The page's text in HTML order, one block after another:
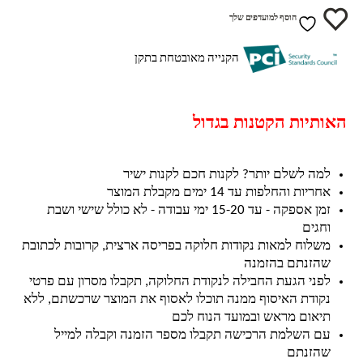
הוסף למועדפים שלך
הקנייה מאובטחת בתקן
האותיות הקטנות בגדול
למה לשלם יותר? לקנות חכם לקנות ישיר
אחריות והחלפות עד 14 ימים מקבלת המוצר
זמן אספקה - עד 15-20 ימי עבודה - לא כולל שישי ושבת
וחגים
משלוח למאות נקודות חלוקה בפריסה ארצית, קרובות לכתובת
שהזנתם בהזמנה
לפני הגעת החבילה לנקודת החלוקה, תקבלו מסרון עם פרטי
נקודת האיסוף ממנה תוכלו לאסוף את המוצר שרכשתם, ללא
תיאום מראש ובמועד הנוח לכם
עם השלמת הרכישה תקבלו מספר הזמנה וקבלה למייל
שהזנתם